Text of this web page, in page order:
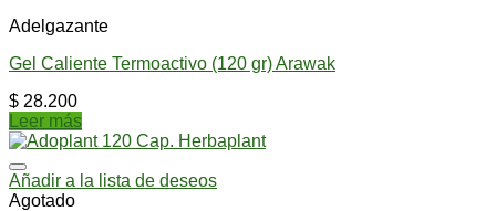
Adelgazante
Gel Caliente Termoactivo (120 gr) Arawak
$ 28.200
Leer más
Añadir a la lista de deseos
Agotado